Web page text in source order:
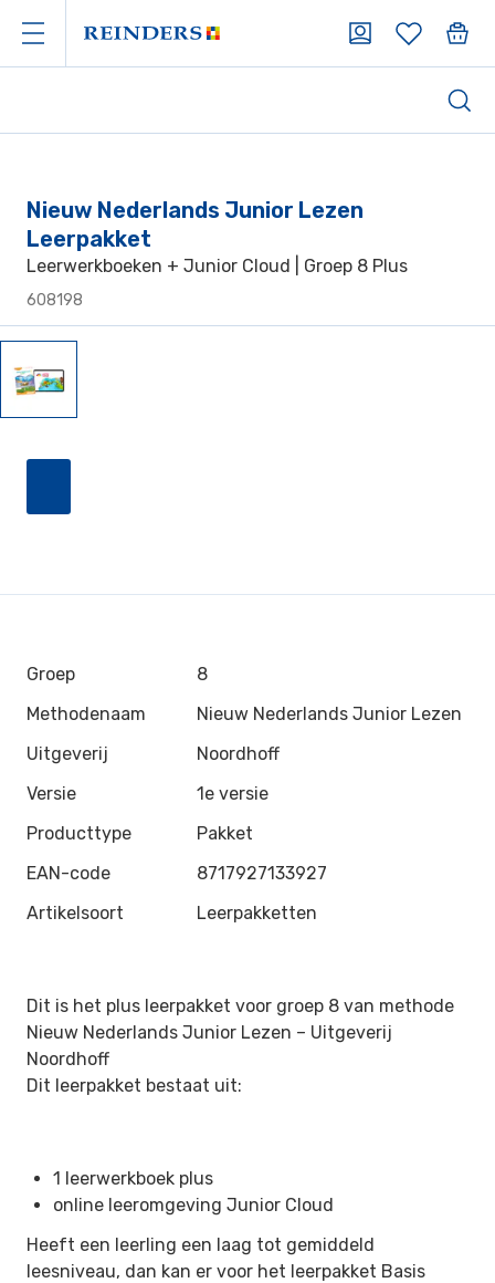
Nieuw Nederlands Junior Lezen
Leerpakket
Leerwerkboeken + Junior Cloud | Groep 8 Plus
608198
Groep
8
Methodenaam
Nieuw Nederlands Junior Lezen
Uitgeverij
Noordhoff
Versie
1e versie
Producttype
Pakket
EAN-code
8717927133927
Artikelsoort
Leerpakketten
Dit is het plus leerpakket voor groep 8 van methode
Nieuw Nederlands Junior Lezen – Uitgeverij
Noordhoff
Dit leerpakket bestaat uit:
1 leerwerkboek plus
online leeromgeving Junior Cloud
Heeft een leerling een laag tot gemiddeld
leesniveau, dan kan er voor het leerpakket Basis